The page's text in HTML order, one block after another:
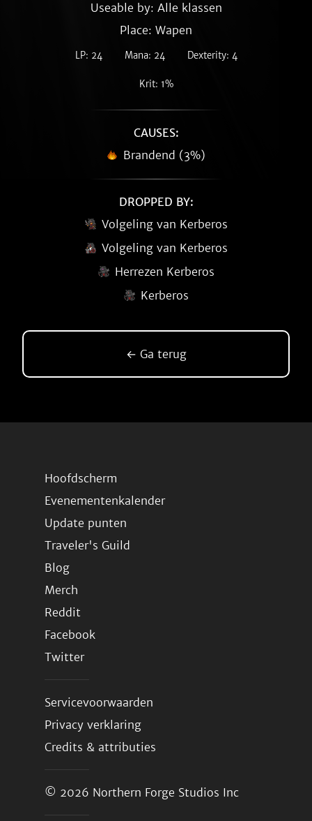
Useable by: Alle klassen
Place: Wapen
LP: 24 Mana: 24 Dexterity: 4
Krit: 1%
CAUSES:
Brandend (3%)
DROPPED BY:
Volgeling van Kerberos
Volgeling van Kerberos
Herrezen Kerberos
Kerberos
← Ga terug
Hoofdscherm
Evenementenkalender
Update punten
Traveler's Guild
Blog
Merch
Reddit
Facebook
Twitter
Servicevoorwaarden
Privacy verklaring
Credits & attributies
© 2026 Northern Forge Studios Inc